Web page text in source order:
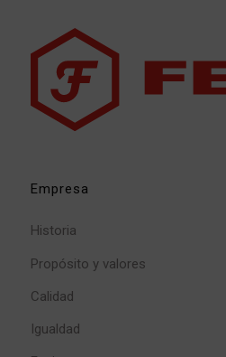
Empresa
Historia
Propósito y valores
Calidad
Igualdad